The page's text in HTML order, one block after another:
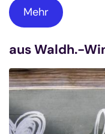
Mehr
aus Waldh.-